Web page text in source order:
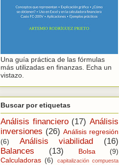
Una guía práctica de las fórmulas
más utilizadas en finanzas. Echa un
vistazo.
Buscar por etiquetas
Análisis financiero (17) Análisis
inversiones (26) Análisis regresión
(6)
Análisis viabilidad
(16)
Balances
(13) Bolsa
(9)
Calculadoras (6)
capitalización compuesta